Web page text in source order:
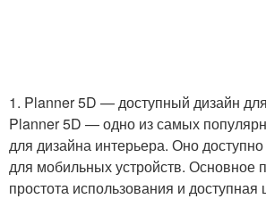
1. Planner 5D — доступный дизайн
Planner 5D — одно из самых
для дизайна интерьера. Оно
для мобильных устройств.
простота использования и доступная